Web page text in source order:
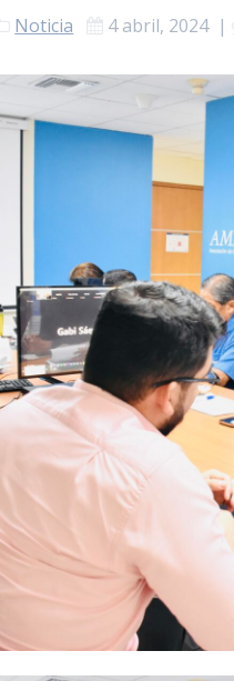
Noticia 4 abril, 2024|